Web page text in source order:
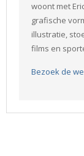
woont met
grafische
illustratie,
films en
Bezoek de